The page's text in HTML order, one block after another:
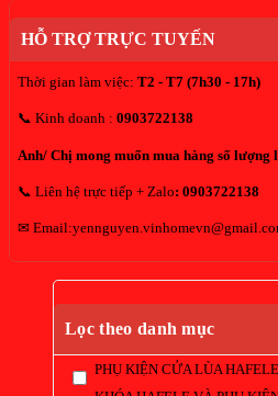
HỖ TRỢ TRỰC TUYẾN
Thời gian làm việc: T2 - T7 (7h30 - 17h)
📞 Kinh doanh : 0903722138
Anh/ Chị mong muốn mua hàng số
📞 Liên hệ trực tiếp + Zalo: 0903722138
✉
Lọc theo danh mục
PHỤ KIỆN CỬA LÙA HAFELE